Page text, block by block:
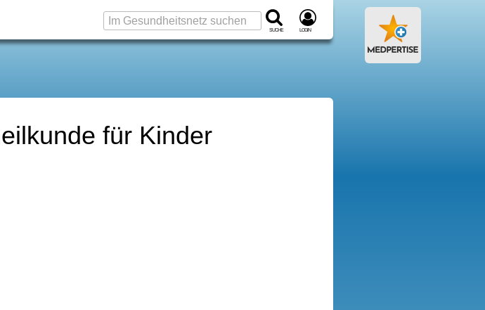
Suche Login
für Kinder